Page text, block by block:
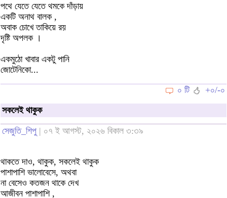
পথে যেতে যেতে থমকে দাঁড়ায়
একটি অনাথ বালক ,
অবাক চোখে তাকিয়ে রয়
দৃষ্টি অপলক ।
একমুঠো খাবার একটু পানি
জোটেনিকো...
০ টি
+০/-০
সকলেই থাকুক
সেজুতি_শিপু | ০৭ ই আগস্ট, ২০২৬ বিকাল ৩:৩৯
থাকতে দাও, থাকুক, সকলেই থাকুক
পাশাপাশি ভালোবেসে, অথবা
না বেসেও কতজন থাকে দেখ
আজীবন পাশাপাশি ,